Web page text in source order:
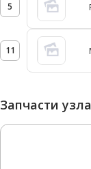
5
11
Запчасти